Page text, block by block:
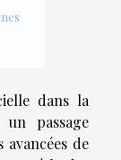
dans la
passage
de